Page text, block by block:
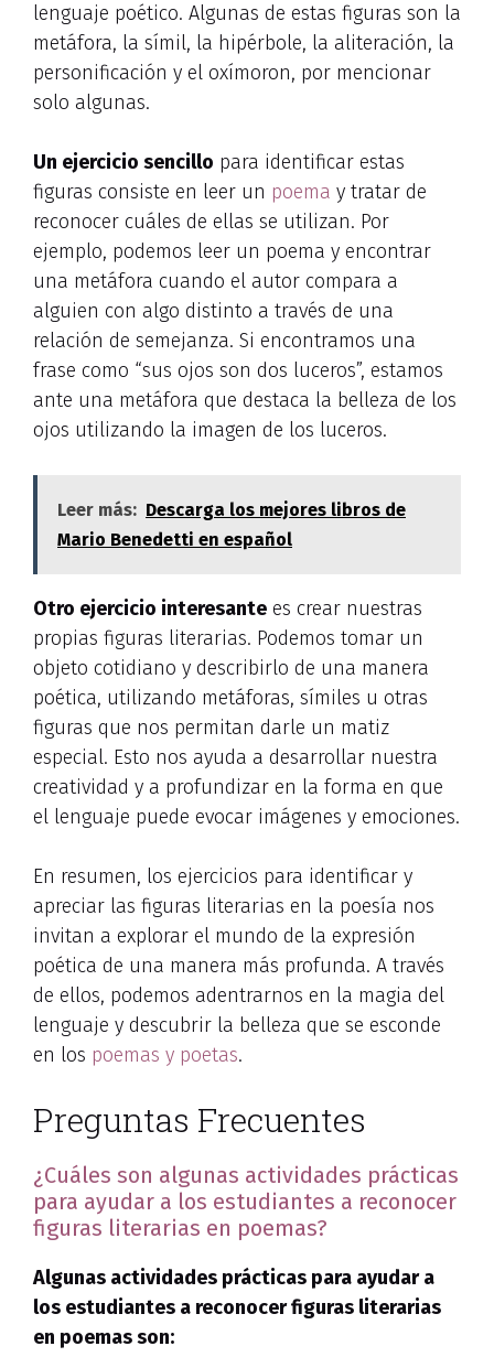
lenguaje poético. Algunas de estas figuras son la
metáfora, la símil, la hipérbole, la aliteración, la
personificación y el oxímoron, por mencionar
solo algunas.
Un ejercicio sencillo para identificar estas
figuras consiste en leer un poema y tratar de
reconocer cuáles de ellas se utilizan. Por
ejemplo, podemos leer un poema y encontrar
una metáfora cuando el autor compara a
alguien con algo distinto a través de una
relación de semejanza. Si encontramos una
frase como “sus ojos son dos luceros”, estamos
ante una metáfora que destaca la belleza de los
ojos utilizando la imagen de los luceros.
Leer más: Descarga los mejores libros de
Mario Benedetti en español
Otro ejercicio interesante es crear nuestras
propias figuras literarias. Podemos tomar un
objeto cotidiano y describirlo de una manera
poética, utilizando metáforas, símiles u otras
figuras que nos permitan darle un matiz
especial. Esto nos ayuda a desarrollar nuestra
creatividad y a profundizar en la forma en que
el lenguaje puede evocar imágenes y emociones.
En resumen, los ejercicios para identificar y
apreciar las figuras literarias en la poesía nos
invitan a explorar el mundo de la expresión
poética de una manera más profunda. A través
de ellos, podemos adentrarnos en la magia del
lenguaje y descubrir la belleza que se esconde
en los poemas y poetas.
Preguntas Frecuentes
¿Cuáles son algunas actividades prácticas
para ayudar a los estudiantes a reconocer
figuras literarias en poemas?
Algunas actividades prácticas para ayudar a
los estudiantes a reconocer figuras literarias
en poemas son: